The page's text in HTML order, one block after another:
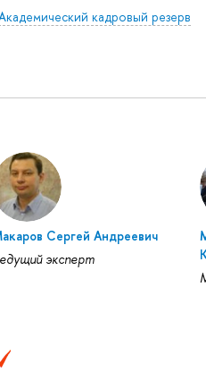
кадровый резерв
Сергей Андреевич
эксперт